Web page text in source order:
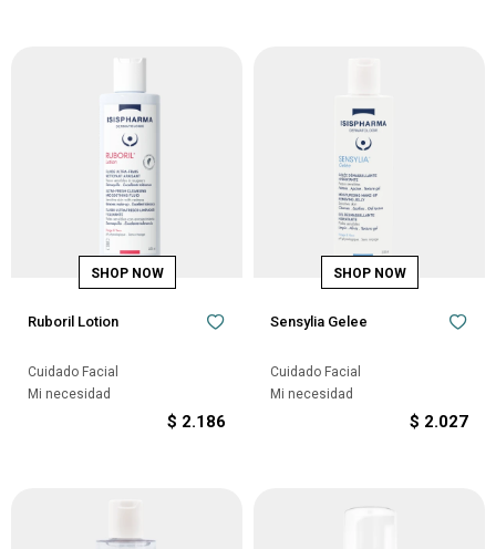
Ruboril Lotion
Cuidado Facial
Mi necesidad
$ 2.186
Sensylia Gelee
Cuidado Facial
Mi necesidad
$ 2.027